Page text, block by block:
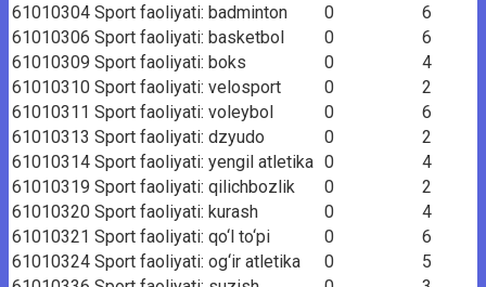
61010304 Sport faoliyati: badminton 0
6
61010306 Sport faoliyati: basketbol 0
6
61010309 Sport faoliyati: boks 0
4
61010310 Sport faoliyati: velosport 0
2
61010311 Sport faoliyati: voleybol 0
6
61010313 Sport faoliyati: dzyudo 0
2
61010314 Sport faoliyati: yengil atletika 0
4
61010319 Sport faoliyati: qilichbozlik 0
2
61010320 Sport faoliyati: kurash 0
4
61010321 Sport faoliyati: qo‘l to‘pi 0
6
61010324 Sport faoliyati: og‘ir atletika 0
5